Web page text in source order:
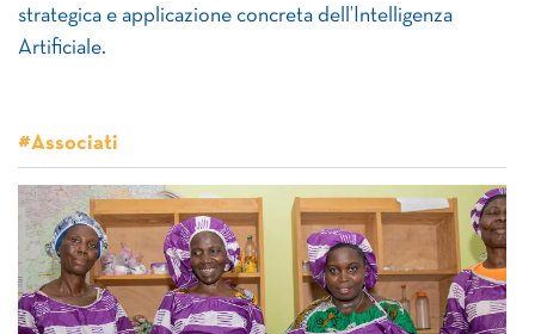
strategica e applicazione concreta dell’Intelligenza
Artificiale.
#Associati